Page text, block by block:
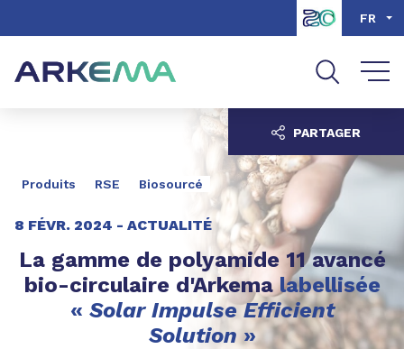
Aller à la recherche
FR
Produits RSE Biosourcé
8 FÉVR. 2024 - ACTUALITÉ
La gamme de polyamide 11 avancé
bio-circulaire d'Arkemalabellisée
« Solar Impulse Efficient
Solution »
PARTAGER